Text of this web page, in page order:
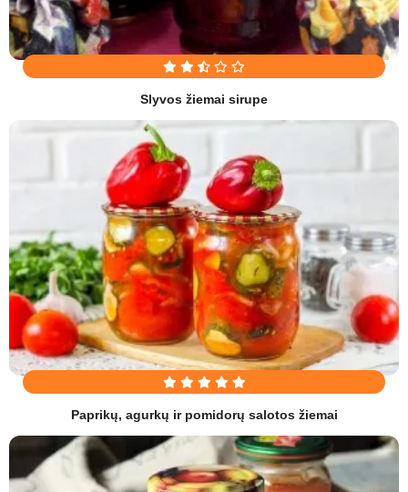
Slyvos žiemai sirupe
Paprikų, agurkų ir pomidorų salotos žiemai